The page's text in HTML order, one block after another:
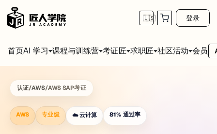
🇺🇸 登录
首页AI 学习 课程与训练营 考证匠 求职匠 社区活动 会员
认证/AWS/AWS SAP考证
AWS 专业级 ☁️ 云计算 81% 通过率